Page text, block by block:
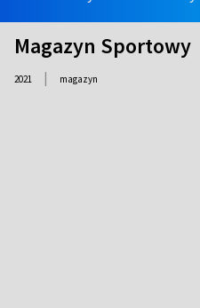
Magazyn Sportowy
2021 | magazyn